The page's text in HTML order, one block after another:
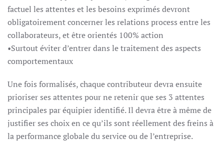
factuel les attentes et les besoins exprimés devront
obligatoirement concerner les relations process entre les
collaborateurs, et être orientés 100% action
•Surtout éviter d’entrer dans le traitement des aspects
comportementaux
Une fois formalisés, chaque contributeur devra ensuite
prioriser ses attentes pour ne retenir que ses 3 attentes
principales par équipier identifié. Il devra être à même de
justifier ses choix en ce qu’ils sont réellement des freins à
la performance globale du service ou de l’entreprise.